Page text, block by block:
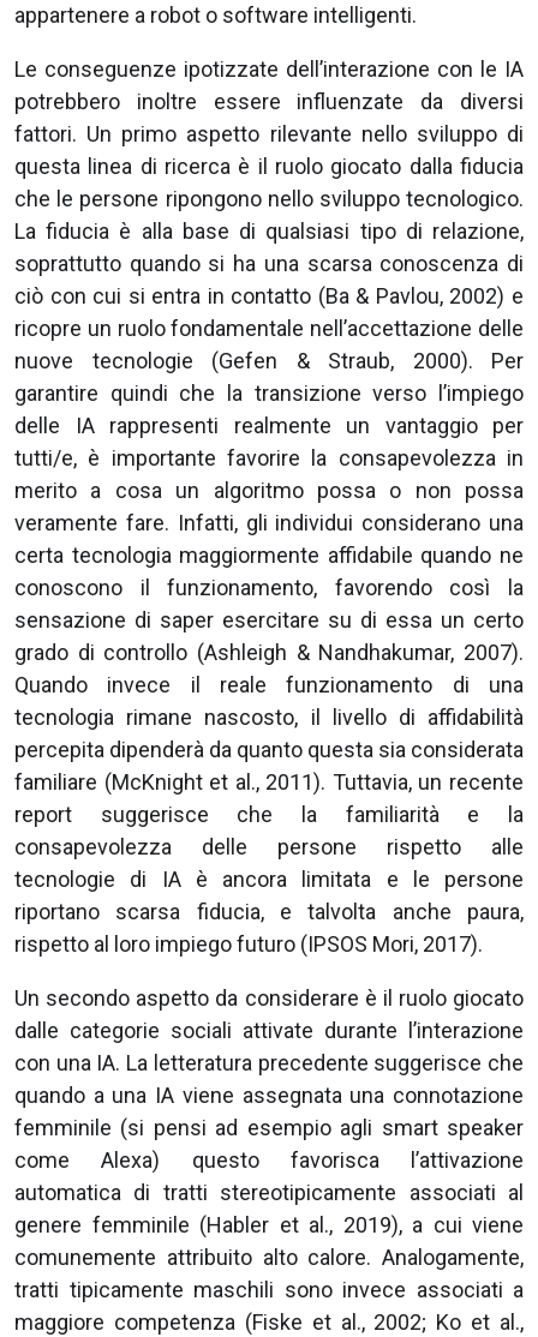
appartenere a robot o software intelligenti.
Le conseguenze ipotizzate dell’interazione con le IA
potrebbero inoltre essere influenzate da diversi
fattori. Un primo aspetto rilevante nello sviluppo di
questa linea di ricerca è il ruolo giocato dalla fiducia
che le persone ripongono nello sviluppo tecnologico.
La fiducia è alla base di qualsiasi tipo di relazione,
soprattutto quando si ha una scarsa conoscenza di
ciò con cui si entra in contatto (Ba & Pavlou, 2002) e
ricopre un ruolo fondamentale nell’accettazione delle
nuove tecnologie (Gefen & Straub, 2000). Per
garantire quindi che la transizione verso l’impiego
delle IA rappresenti realmente un vantaggio per
tutti/e, è importante favorire la consapevolezza in
merito a cosa un algoritmo possa o non possa
veramente fare. Infatti, gli individui considerano una
certa tecnologia maggiormente affidabile quando ne
conoscono il funzionamento, favorendo così la
sensazione di saper esercitare su di essa un certo
grado di controllo (Ashleigh & Nandhakumar, 2007).
Quando invece il reale funzionamento di una
tecnologia rimane nascosto, il livello di affidabilità
percepita dipenderà da quanto questa sia considerata
familiare (McKnight et al., 2011). Tuttavia, un recente
report suggerisce che la familiarità e la
consapevolezza delle persone rispetto alle
tecnologie di IA è ancora limitata e le persone
riportano scarsa fiducia, e talvolta anche paura,
rispetto al loro impiego futuro (IPSOS Mori, 2017).
Un secondo aspetto da considerare è il ruolo giocato
dalle categorie sociali attivate durante l’interazione
con una IA. La letteratura precedente suggerisce che
quando a una IA viene assegnata una connotazione
femminile (si pensi ad esempio agli smart speaker
come Alexa) questo favorisca l’attivazione
automatica di tratti stereotipicamente associati al
genere femminile (Habler et al., 2019), a cui viene
comunemente attribuito alto calore. Analogamente,
tratti tipicamente maschili sono invece associati a
maggiore competenza (Fiske et al., 2002; Ko et al.,